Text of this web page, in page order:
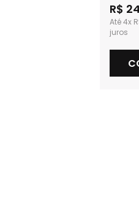
R$
4x